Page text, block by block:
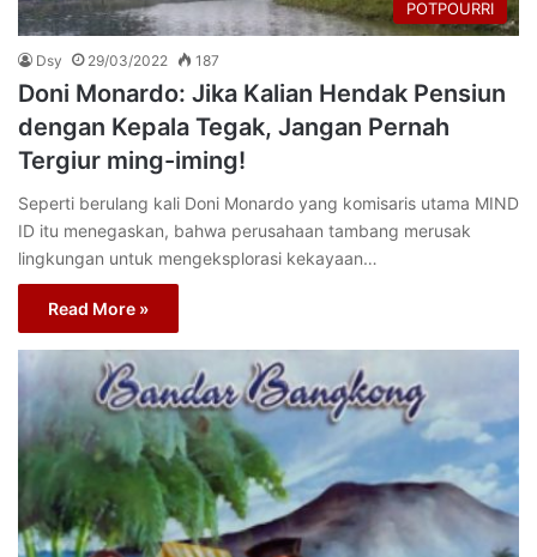
POTPOURRI
Dsy 29/03/2022 187
Doni Monardo: Jika Kalian Hendak Pensiun
dengan Kepala Tegak, Jangan Pernah
Tergiur ming-iming!
Seperti berulang kali Doni Monardo yang komisaris utama MIND
ID itu menegaskan, bahwa perusahaan tambang merusak
lingkungan untuk mengeksplorasi kekayaan…
Read More »